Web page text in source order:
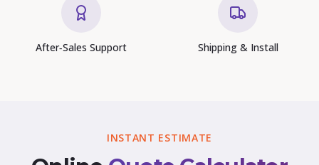
Shipping & Install
After-Sales Support
INSTANT ESTIMATE